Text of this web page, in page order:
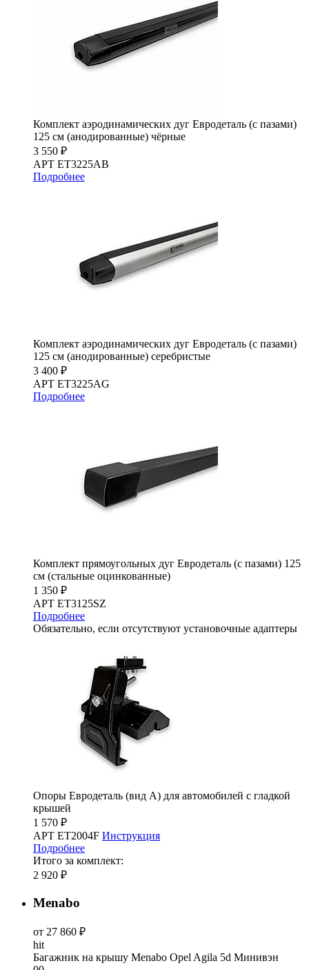
Комплект аэродинамических дуг Евродеталь (с пазами)
125 см (анодированные) чёрные
3 550 ₽
АРТ ET3225AB
Подробнее
Комплект аэродинамических дуг Евродеталь (с пазами)
125 см (анодированные) серебристые
3 400 ₽
АРТ ET3225AG
Подробнее
Комплект прямоугольных дуг Евродеталь (с пазами) 125
см (стальные оцинкованные)
1 350 ₽
АРТ ET3125SZ
Подробнее
Обязательно, если отсутствуют установочные адаптеры
Опоры Евродеталь (вид А) для автомобилей с гладкой
крышей
1 570 ₽
АРТ ET2004F Инструкция
Подробнее
Итого за комплект:
2 920 ₽
Menabo
от 27 860 ₽
hit
Багажник на крышу Menabo Opel Agila 5d Минивэн